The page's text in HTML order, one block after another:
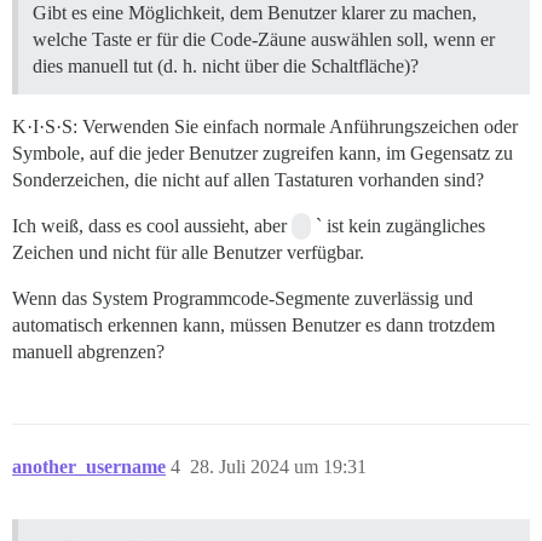
Gibt es eine Möglichkeit, dem Benutzer klarer zu machen,
welche Taste er für die Code-Zäune auswählen soll, wenn er
dies manuell tut (d. h. nicht über die Schaltfläche)?
K·I·S·S: Verwenden Sie einfach normale Anführungszeichen oder
Symbole, auf die jeder Benutzer zugreifen kann, im Gegensatz zu
Sonderzeichen, die nicht auf allen Tastaturen vorhanden sind?
Ich weiß, dass es cool aussieht, aber
` ist kein zugängliches
Zeichen und nicht für alle Benutzer verfügbar.
Wenn das System Programmcode-Segmente zuverlässig und
automatisch erkennen kann, müssen Benutzer es dann trotzdem
manuell abgrenzen?
another_username 28. Juli 2024 um 19:31
4